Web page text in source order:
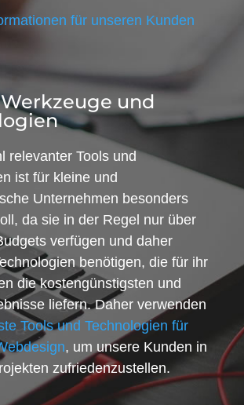
für unseren Kunden
und
relevanter Tools und
ist für kleine und
Unternehmen besonders
da sie in der Regel nur über
verfügen und daher
benötigen, die für ihr
die kostengünstigsten und
liefern. Daher verwenden
Tools und Technologien für
, um unsere Kunden in
zufriedenzustellen.